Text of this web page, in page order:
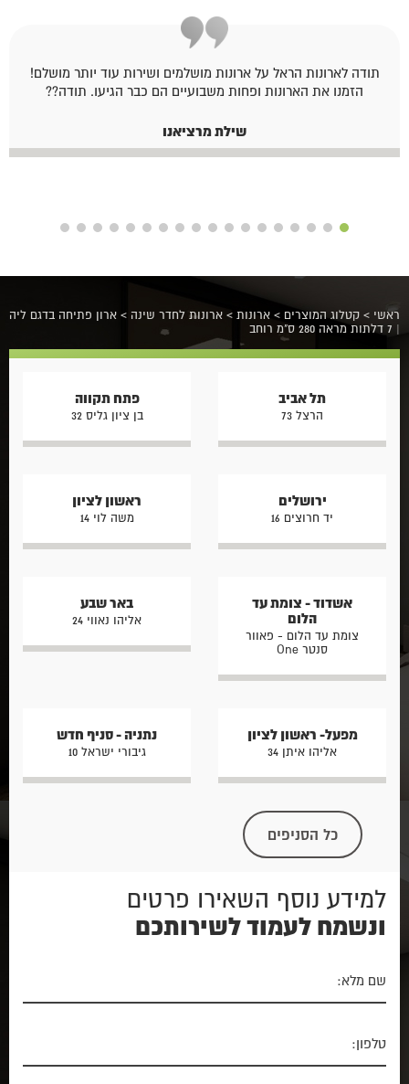
תודה לארונות הראל על ארונות מושלמים ושירות עוד יותר מושלם!
הזמנו את הארונות ופחות משבועיים הם כבר הגיעו. תודה??
שילת מרציאנו
ראשי > קטלוג המוצרים > ארונות > ארונות לחדר שינה > ארון פתיחה בדגם ליה
| 7 דלתות מראה 280 ס"מ רוחב
תל אביב
הרצל 73
פתח תקווה
בן ציון גליס 32
ירושלים
יד חרוצים 16
ראשון לציון
משה לוי 14
אשדוד - צומת עד
הלום
צומת עד הלום - פאוור
סנטר One
באר שבע
אליהו נאווי 24
מפעל- ראשון לציון
אליהו איתן 34
נתניה - סניף חדש
גיבורי ישראל 10
כל הסניפים
למידע נוסף השאירו פרטים
ונשמח לעמוד לשירותכם